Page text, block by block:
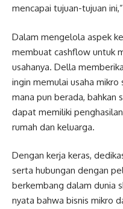
mencapai tujuan-tujuan
Dalam mengelola aspek
membuat cashflow untuk
usahanya. Della
ingin memulai usaha
mana pun berada, bahkan
dapat memiliki
rumah dan keluarga.
Dengan kerja keras,
serta hubungan dengan
berkembang dalam dunia
nyata bahwa bisnis mikro